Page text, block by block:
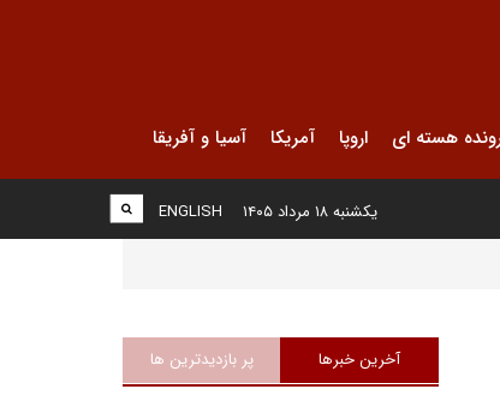
هسته ای اروپا آمریکا آسیا و آفریقا
ENGLISH یکشنبه ۱۸ مرداد ۱۴۰۵
آخرین خبرها پر بازدیدترین ها